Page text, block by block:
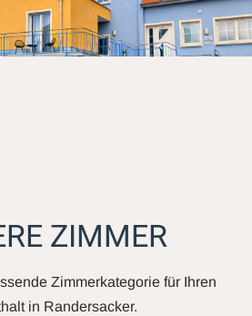
ZIMMER
Zimmerkategorie für Ihren
in Randersacker.